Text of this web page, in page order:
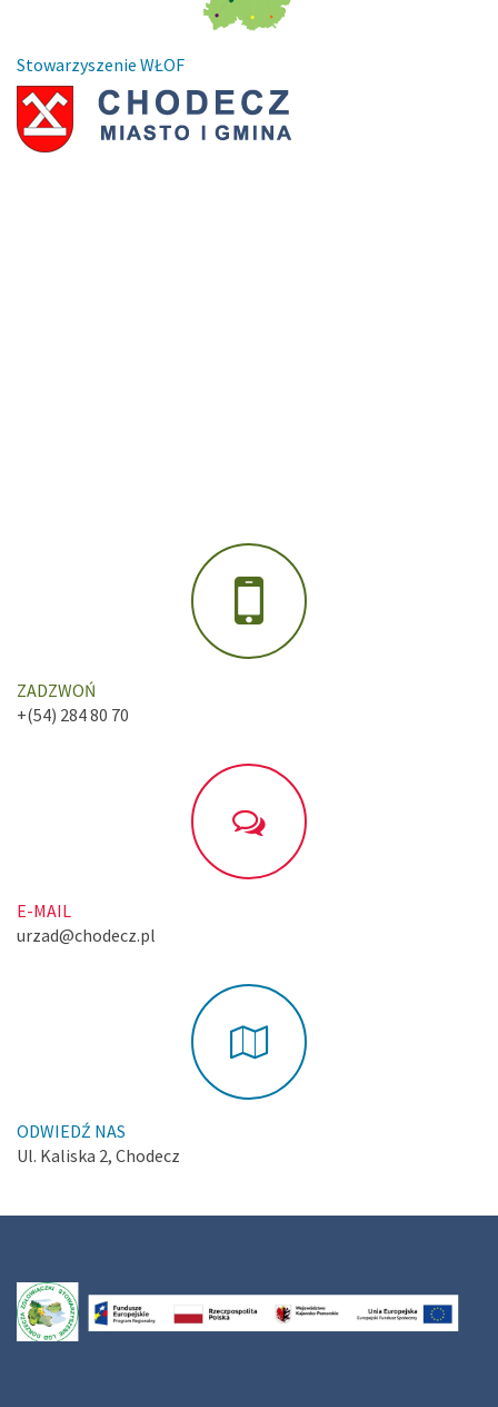
Stowarzyszenie WŁOF
ZADZWOŃ
+(54) 284 80 70
E-MAIL
urzad@chodecz.pl
ODWIEDŹ NAS
Ul. Kaliska 2, Chodecz